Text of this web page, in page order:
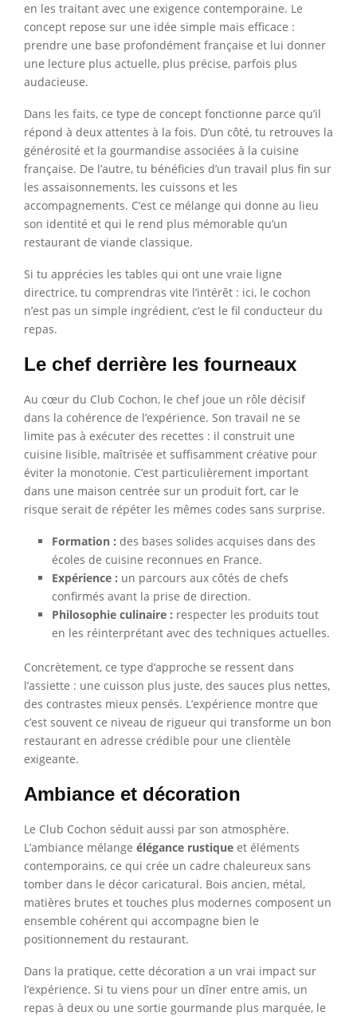
en les traitant avec une exigence contemporaine. Le
concept repose sur une idée simple mais efficace :
prendre une base profondément française et lui donner
une lecture plus actuelle, plus précise, parfois plus
audacieuse.
Dans les faits, ce type de concept fonctionne parce qu’il
répond à deux attentes à la fois. D’un côté, tu retrouves la
générosité et la gourmandise associées à la cuisine
française. De l’autre, tu bénéficies d’un travail plus fin sur
les assaisonnements, les cuissons et les
accompagnements. C’est ce mélange qui donne au lieu
son identité et qui le rend plus mémorable qu’un
restaurant de viande classique.
Si tu apprécies les tables qui ont une vraie ligne
directrice, tu comprendras vite l’intérêt : ici, le cochon
n’est pas un simple ingrédient, c’est le fil conducteur du
repas.
Le chef derrière les fourneaux
Au cœur du Club Cochon, le chef joue un rôle décisif
dans la cohérence de l’expérience. Son travail ne se
limite pas à exécuter des recettes : il construit une
cuisine lisible, maîtrisée et suffisamment créative pour
éviter la monotonie. C’est particulièrement important
dans une maison centrée sur un produit fort, car le
risque serait de répéter les mêmes codes sans surprise.
Formation : des bases solides acquises dans des
écoles de cuisine reconnues en France.
Expérience : un parcours aux côtés de chefs
confirmés avant la prise de direction.
Philosophie culinaire : respecter les produits tout
en les réinterprétant avec des techniques actuelles.
Concrètement, ce type d’approche se ressent dans
l’assiette : une cuisson plus juste, des sauces plus nettes,
des contrastes mieux pensés. L’expérience montre que
c’est souvent ce niveau de rigueur qui transforme un bon
restaurant en adresse crédible pour une clientèle
exigeante.
Ambiance et décoration
Le Club Cochon séduit aussi par son atmosphère.
L’ambiance mélange élégance rustique et éléments
contemporains, ce qui crée un cadre chaleureux sans
tomber dans le décor caricatural. Bois ancien, métal,
matières brutes et touches plus modernes composent un
ensemble cohérent qui accompagne bien le
positionnement du restaurant.
Dans la pratique, cette décoration a un vrai impact sur
l’expérience. Si tu viens pour un dîner entre amis, un
repas à deux ou une sortie gourmande plus marquée, le